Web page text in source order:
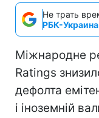
Не трать
РБК-
Міжнародне
Ratings
дефолта
і іноземній